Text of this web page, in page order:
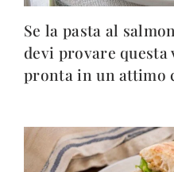
Se la pasta al
devi provare
pronta in un attimo